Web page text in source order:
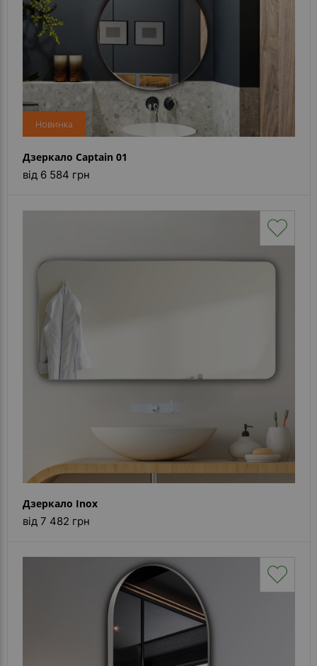
Новинка
Дзеркало Captain 01
від 6 584 грн
Дзеркало Inox
від 7 482 грн